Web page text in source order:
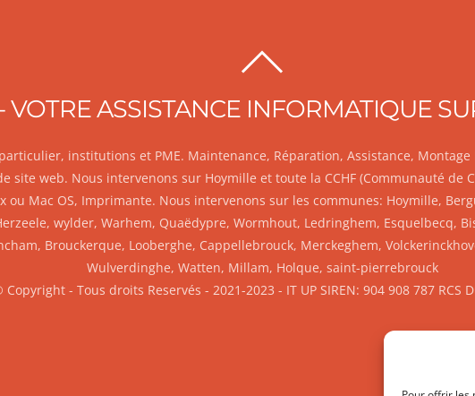
TOP
VOTRE ASSISTANCE INFORMATIQUE
institutions et PME. Maintenance, Réparation, Assistance,
site web. Nous intervenons sur Hoymille et toute la CCHF (Communauté de
ou Mac OS, Imprimante. Nous intervenons sur les communes: Hoymille,
wylder, Warhem, Quaëdypre, Wormhout, Ledringhem, Esquelbecq,
Brouckerque, Looberghe, Cappellebrouck, Merckeghem,
Wulverdinghe, Watten, Millam, Holque, saint-pierrebrouck
Copyright - Tous droits Reservés - 2021-2023 - IT UP SIREN: 904 908 787 RCS